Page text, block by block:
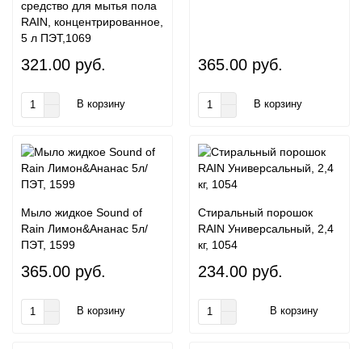
средство для мытья пола
RAIN, концентрированное,
5 л ПЭТ,1069
321.00 руб.
В корзину
365.00 руб.
В корзину
Мыло жидкое Sound of
Rain Лимон&Ананас 5л/
ПЭТ, 1599
365.00 руб.
В корзину
Стиральный порошок
RAIN Универсальный, 2,4
кг, 1054
234.00 руб.
В корзину